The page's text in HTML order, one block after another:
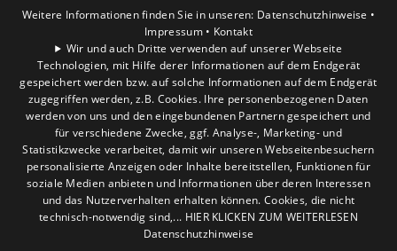
Standort
Hürth
Weitere Informationen finden Sie in unseren: Datenschutzhinweise •
Impressum • Kontakt
Wir und auch Dritte verwenden auf unserer Webseite
Technologien, mit Hilfe derer Informationen auf dem Endgerät
gespeichert werden bzw. auf solche Informationen auf dem Endgerät
zugegriffen werden, z.B. Cookies. Ihre personenbezogenen Daten
werden von uns und den eingebundenen Partnern gespeichert und
für verschiedene Zwecke, ggf. Analyse-, Marketing- und
Statistikzwecke verarbeitet, damit wir unseren Webseitenbesuchern
personalisierte Anzeigen oder Inhalte bereitstellen, Funktionen für
soziale Medien anbieten und Informationen über deren Interessen
und das Nutzerverhalten erhalten können. Cookies, die nicht
technisch-notwendig sind,... HIER KLICKEN ZUM WEITERLESEN
Datenschutzhinweise